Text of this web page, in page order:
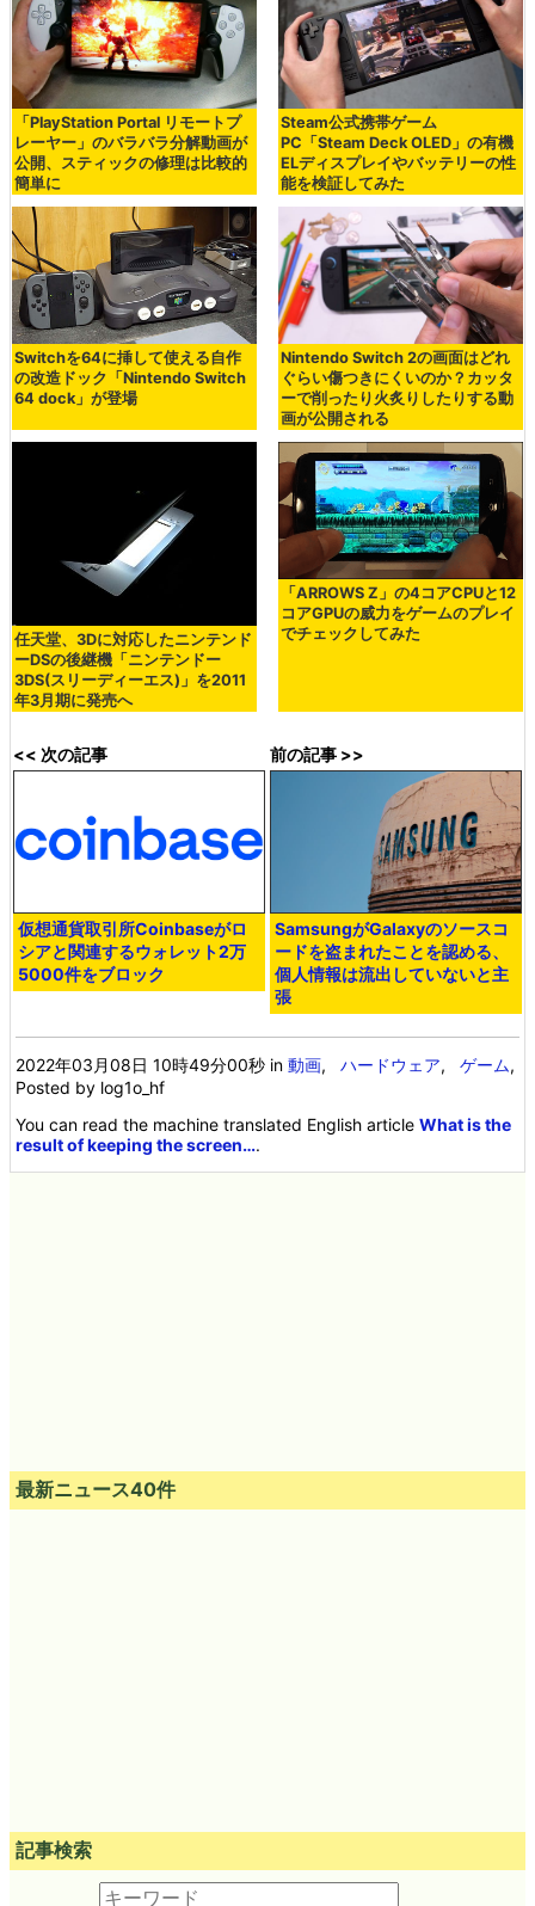
「PlayStation Portal リモートプ
レーヤー」のバラバラ分解動画が
公開、スティックの修理は比較的
簡単に
Steam公式携帯ゲーム
PC「Steam Deck OLED」の有機
ELディスプレイやバッテリーの性
能を検証してみた
Switchを64に挿して使える自作
の改造ドック「Nintendo Switch
64 dock」が登場
Nintendo Switch 2の画面はどれ
ぐらい傷つきにくいのか？カッタ
ーで削ったり火炙りしたりする動
画が公開される
任天堂、3Dに対応したニンテンド
ーDSの後継機「ニンテンドー
3DS(スリーディーエス)」を2011
年3月期に発売へ
「ARROWS Z」の4コアCPUと12
コアGPUの威力をゲームのプレイ
でチェックしてみた
<< 次の記事
仮想通貨取引所Coinbaseがロ
シアと関連するウォレット2万
5000件をブロック
前の記事 >>
SamsungがGalaxyのソースコ
ードを盗まれたことを認める、
個人情報は流出していないと主
張
2022年03月08日 10時49分00秒 in動画,ハードウェア,ゲーム,
Posted by log1o_hf
You can read the machine translated English articleWhat is the
result of keeping the screen….
最新ニュース40件
記事検索